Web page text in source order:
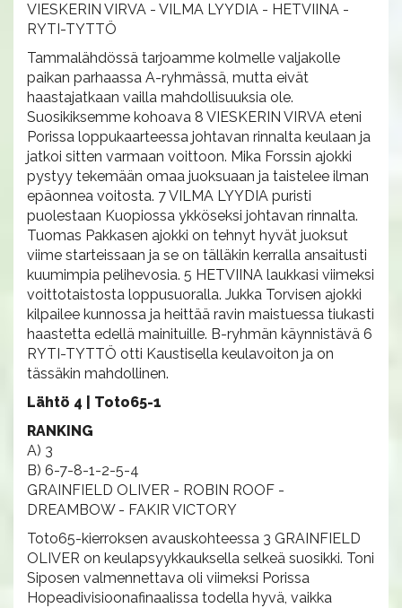
VIESKERIN VIRVA - VILMA LYYDIA - HETVIINA -
RYTI-TYTTÖ
Tammalähdössä tarjoamme kolmelle valjakolle
paikan parhaassa A-ryhmässä, mutta eivät
haastajatkaan vailla mahdollisuuksia ole.
Suosikiksemme kohoava 8 VIESKERIN VIRVA eteni
Porissa loppukaarteessa johtavan rinnalta keulaan ja
jatkoi sitten varmaan voittoon. Mika Forssin ajokki
pystyy tekemään omaa juoksuaan ja taistelee ilman
epäonnea voitosta. 7 VILMA LYYDIA puristi
puolestaan Kuopiossa ykköseksi johtavan rinnalta.
Tuomas Pakkasen ajokki on tehnyt hyvät juoksut
viime starteissaan ja se on tälläkin kerralla ansaitusti
kuumimpia pelihevosia. 5 HETVIINA laukkasi viimeksi
voittotaistosta loppusuoralla. Jukka Torvisen ajokki
kilpailee kunnossa ja heittää ravin maistuessa tiukasti
haastetta edellä mainituille. B-ryhmän käynnistävä 6
RYTI-TYTTÖ otti Kaustisella keulavoiton ja on
tässäkin mahdollinen.
Lähtö 4 | Toto65-1
RANKING
A) 3
B) 6-7-8-1-2-5-4
GRAINFIELD OLIVER - ROBIN ROOF -
DREAMBOW - FAKIR VICTORY
Toto65-kierroksen avauskohteessa 3 GRAINFIELD
OLIVER on keulapsyykkauksella selkeä suosikki. Toni
Siposen valmennettava oli viimeksi Porissa
Hopeadivisioonafinaalissa todella hyvä, vaikka